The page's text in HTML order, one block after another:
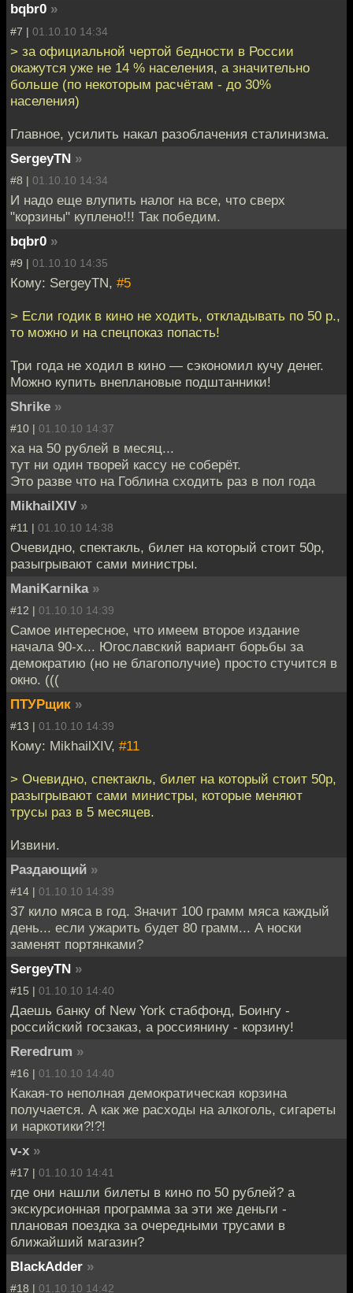
bqbr0 »
#7 | 01.10.10 14:34
> за официальной чертой бедности в России
окажутся уже не 14 % населения, а значительно
больше (по некоторым расчётам - до 30%
населения)
Главное, усилить накал разоблачения сталинизма.
SergeyTN »
#8 | 01.10.10 14:34
И надо еще влупить налог на все, что сверх
"корзины" куплено!!! Так победим.
bqbr0 »
#9 | 01.10.10 14:35
Кому: SergeyTN, #5
> Если годик в кино не ходить, откладывать по 50 р.,
то можно и на спецпоказ попасть!
Три года не ходил в кино — сэкономил кучу денег.
Можно купить внеплановые подштанники!
Shrike »
#10 | 01.10.10 14:37
ха на 50 рублей в месяц...
тут ни один творей кассу не соберёт.
Это разве что на Гоблина сходить раз в пол года
MikhailXIV »
#11 | 01.10.10 14:38
Очевидно, спектакль, билет на который стоит 50р,
разыгрывают сами министры.
ManiKarnika »
#12 | 01.10.10 14:39
Самое интересное, что имеем второе издание
начала 90-х... Югославский вариант борьбы за
демократию (но не благополучие) просто стучится в
окно. (((
ПТУРщик »
#13 | 01.10.10 14:39
Кому: MikhailXIV, #11
> Очевидно, спектакль, билет на который стоит 50р,
разыгрывают сами министры, которые меняют
трусы раз в 5 месяцев.
Извини.
Раздающий »
#14 | 01.10.10 14:39
37 кило мяса в год. Значит 100 грамм мяса каждый
день... если ужарить будет 80 грамм... А носки
заменят портянками?
SergeyTN »
#15 | 01.10.10 14:40
Даешь банку of New York стабфонд, Боингу -
российский госзаказ, а россиянину - корзину!
Reredrum »
#16 | 01.10.10 14:40
Какая-то неполная демократическая корзина
получается. А как же расходы на алкоголь, сигареты
и наркотики?!?!
v-x »
#17 | 01.10.10 14:41
где они нашли билеты в кино по 50 рублей? а
экскурсионная программа за эти же деньги -
плановая поездка за очередными трусами в
ближайший магазин?
BlackAdder »
#18 | 01.10.10 14:42